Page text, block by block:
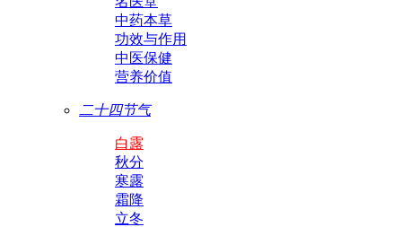
中药本草
功效与作用
中医保健
营养价值
二十四节气
白露
秋分
寒露
霜降
立冬